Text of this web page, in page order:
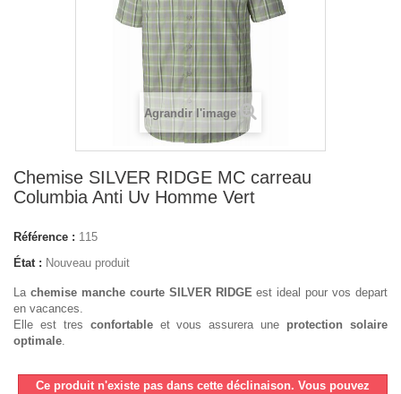
Agrandir l'image
Chemise SILVER RIDGE MC carreau
Columbia Anti Uv Homme Vert
Référence : 115
État : Nouveau produit
La chemise manche courte SILVER RIDGEest ideal pour vos depart
en vacances.
Elle est tres confortableet vous assurera une protection solaire
optimale.
Ce produit n'existe pas dans cette déclinaison. Vous pouvez